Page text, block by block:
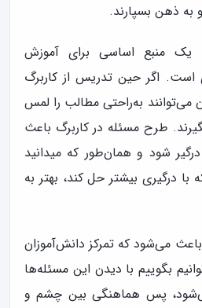
به ذهن بسپارند.
یک منبع اساسی برای آموزش
است. اگر حین تدریس از کاربرگ
می‌توانند به‌راحتی مطالب را لمس
طرح مسئله در کاربرگ باعث
شود و همان‌طور که میدانید
درگیری بیشتر حل کند، بهتر به
باعث می‌شود که تمرکز دانش‌آموزان
بگوییم با دیدن این مسئله‌ها
پس هماهنگی بین چشم و